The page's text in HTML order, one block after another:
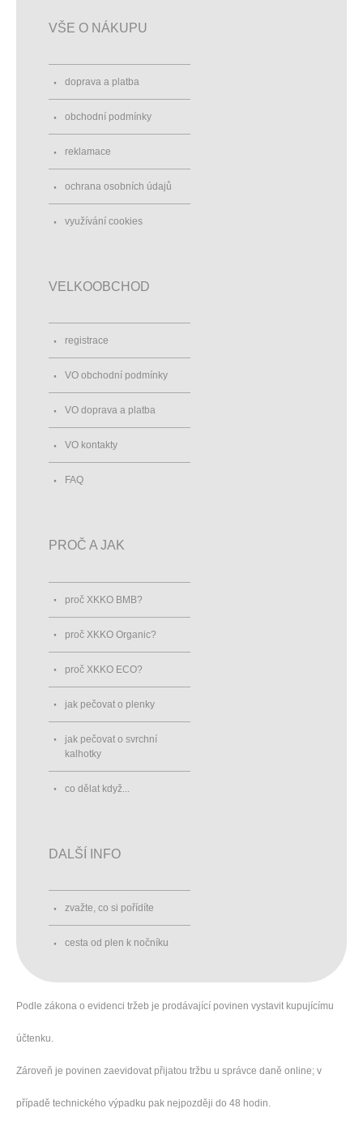
VŠE O NÁKUPU
doprava a platba
obchodní podmínky
reklamace
ochrana osobních údajů
využívání cookies
VELKOOBCHOD
registrace
VO obchodní podmínky
VO doprava a platba
VO kontakty
FAQ
PROČ A JAK
proč XKKO BMB?
proč XKKO Organic?
proč XKKO ECO?
jak pečovat o plenky
jak pečovat o svrchní
kalhotky
co dělat když...
DALŠÍ INFO
zvažte, co si pořídíte
cesta od plen k nočníku
Podle zákona o evidenci tržeb je prodávající povinen vystavit kupujícímu
účtenku.
Zároveň je povinen zaevidovat přijatou tržbu u správce daně online; v
případě technického výpadku pak nejpozději do 48 hodin.